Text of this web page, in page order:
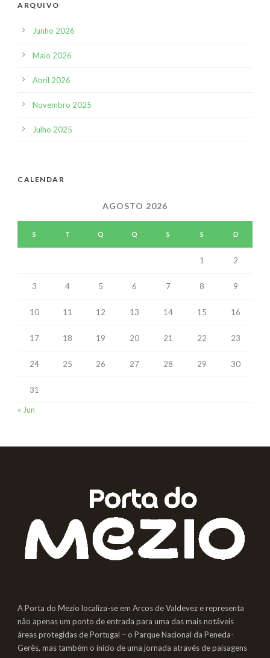
ARQUIVO
Junho 2026
Maio 2026
Abril 2026
Novembro 2025
Julho 2025
CALENDAR
AGOSTO 2026
S T Q Q S S D
1 2
3 4 5 6 7 8 9
10 11 12 13 14 15 16
17 18 19 20 21 22 23
24 25 26 27 28 29 30
31
« Jun
A Porta do Mezio localiza-se em Arcos de Valdevez e representa
não apenas um ponto de entrada para uma das mais notáveis
áreas protegidas de Portugal – o Parque Nacional da Peneda-
Gerês, mas também o início de uma jornada através de paisagens